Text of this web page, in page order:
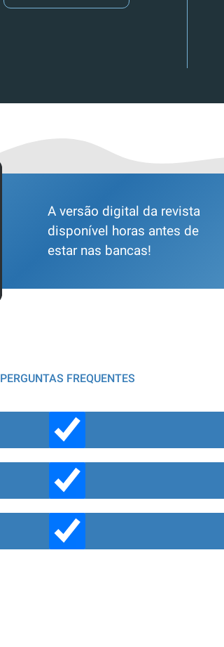
A versão digital da revista
disponível horas antes de
estar nas bancas!
PERGUNTAS FREQUENTES